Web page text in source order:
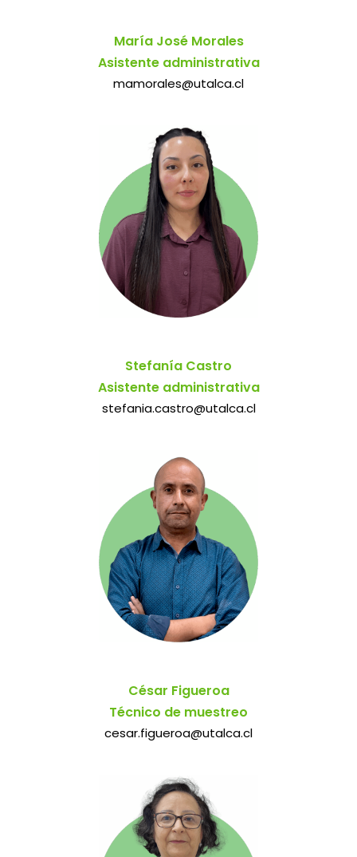
María José Morales
Asistente administrativa
mamorales@utalca.cl
Stefanía Castro
Asistente administrativa
stefania.castro@utalca.cl
César Figueroa
Técnico de muestreo
cesar.figueroa@utalca.cl